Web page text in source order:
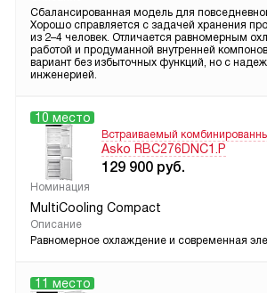
Сбалансированная модель для
Хорошо справляется с задачей хранения
из 2–4 человек. Отличается равномерным
работой и продуманной внутренней
вариант без избыточных функций, но с
инженерией.
10 место
Встраиваемый
Asko RBC276DNC1.P
129 900 руб.
Номинация
MultiCooling Compact
Описание
Равномерное охлаждение и современная
11 место